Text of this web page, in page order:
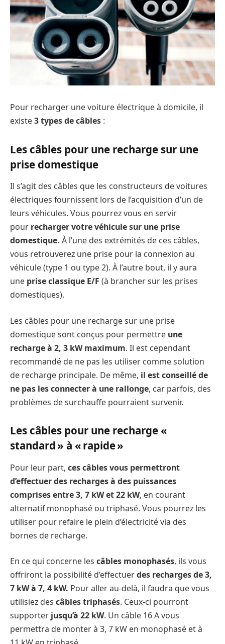
Pour recharger une voiture électrique à domicile, il
existe3 types de câbles :
Les câbles pour une recharge sur une
prise domestique
Il s’agit des câbles que les constructeurs de voitures
électriques fournissent lors de l’acquisition d’un de
leurs véhicules. Vous pourrez vous en servir
pour recharger votre véhicule sur une prise
domestique. À l’une des extrémités de ces câbles,
vous retrouverez une prise pour la connexion au
véhicule (type 1 ou type 2). À l’autre bout, il y aura
une prise classique E/F (à brancher sur les prises
domestiques).
Les câbles pour une recharge sur une prise
domestique sont conçus pour permettre une
recharge à 2, 3 kW maximum. Il est cependant
recommandé de ne pas les utiliser comme solution
de recharge principale. De même, il est conseillé de
ne pas les connecter à une rallonge, car parfois, des
problèmes de surchauffe pourraient survenir.
Les câbles pour une recharge «
standard » à « rapide »
Pour leur part, ces câbles vous permettront
d’effectuer des recharges à des puissances
comprises entre 3, 7 kW et 22 kW, en courant
alternatif monophasé ou triphasé. Vous pourrez les
utiliser pour refaire le plein d’électricité via des
bornes de recharge.
En ce qui concerne les câbles monophasés, ils vous
offriront la possibilité d’effectuerdes recharges de 3,
7 kW à 7, 4 kW. Pour aller au-delà, il faudra que vous
utilisiez des câbles triphasés. Ceux-ci pourront
supporter jusqu’à 22 kW. Un câble 16 A vous
permettra de monter à 3, 7 kW en monophasé et à